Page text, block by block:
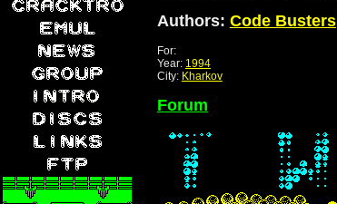
Authors: Code Busters
For:
Year: 1994
City: Kharkov
Forum